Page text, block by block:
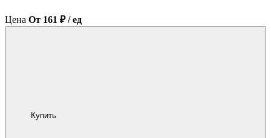
Цена От 161 ₽ / ед
Купить